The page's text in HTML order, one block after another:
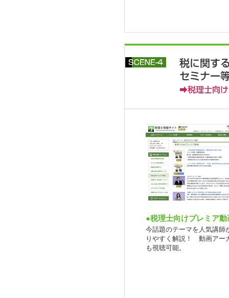
●税理士向けプレミア動
今話題のテーマを人気講師
りやすく解説！ 動画アー
も視聴可能。